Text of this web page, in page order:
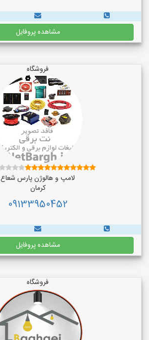
مشاهده پروفایل
فروشگاه
لامپ و هالوژن پارس شعاع
کرمان
09133950452
مشاهده پروفایل
فروشگاه